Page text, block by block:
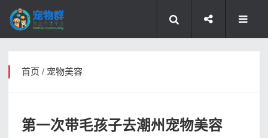
首页 / 宠物美容
第一次带毛孩子去潮州宠物美容